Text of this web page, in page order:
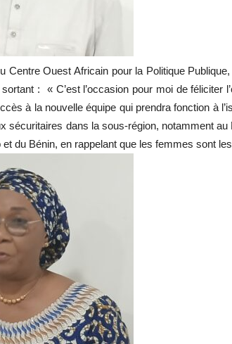
Centre Ouest Africain pour la Politique
: « C’est l’occasion pour moi de féliciter
à la nouvelle équipe qui prendra fonction à
sécuritaires dans la sous-région, notamment
et du Bénin, en rappelant que les femmes sont